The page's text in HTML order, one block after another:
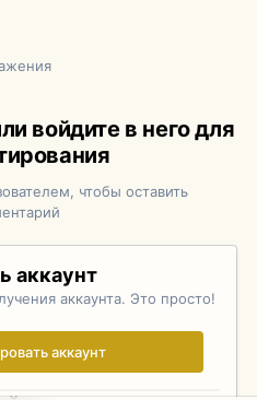
войдите в него для
чтобы оставить
аккаунт
аккаунта. Это просто!
аккаунт